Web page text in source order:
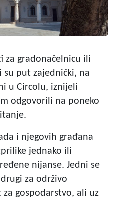
za gradonačelnicu ili
su put zajednički, na
u Circolu, iznijeli
odgovorili na poneko
i njegovih građana
jednako ili
nijanse. Jedni se
za održivo
gospodarstvo, ali uz